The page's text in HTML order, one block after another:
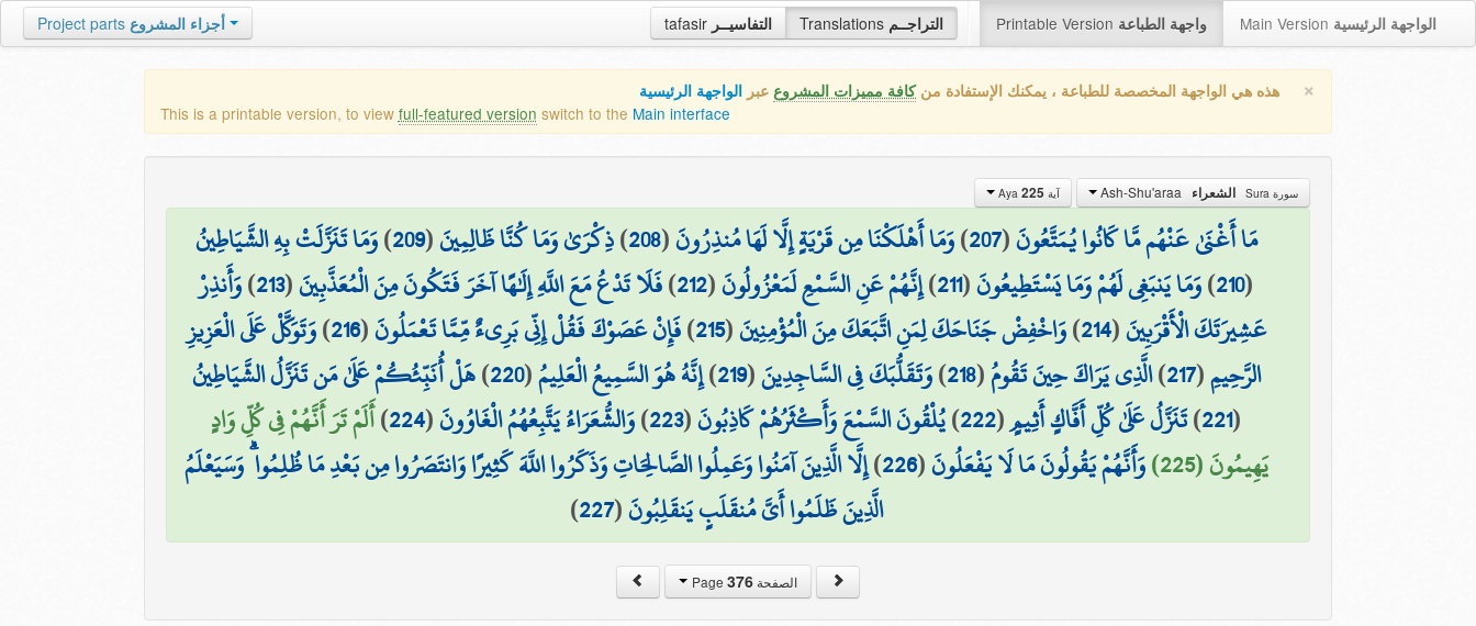
tafasir التفاسيــر Translations التراجــم Printable Version واجهة الطباعة Main Version الواجهة الرئيسية Project parts أجزاء المشروع
× هذه هي الواجهة المخصصة للطباعة ، يمكنك الإستفادة منكافة مميزات المشروع عبر الواجهة الرئيسية
This is a printable version, to view full-featured version switch to the Main interface
سورة Sura الشعراء آية Aya 225
مَا أَغْنَىٰ عَنْهُم مَّا كَانُوا يُمَتَّعُونَ(
207
)وَمَا أَهْلَكْنَا مِن قَرْيَةٍ إِلَّا لَهَا مُنذِرُونَ(
208
)ذِكْرَىٰ وَمَا كُنَّا ظَالِمِينَ(
209
)وَمَا تَنَزَّلَتْ بِهِ الشَّيَاطِينُ
(
210
)وَمَا يَنبَغِي لَهُمْ وَمَا يَسْتَطِيعُونَ(
211
)إِنَّهُمْ عَنِ السَّمْعِ لَمَعْزُولُونَ(
212
)فَلَا تَدْعُ مَعَ اللَّهِ إِلَٰهًا آخَرَ فَتَكُونَ مِنَ الْمُعَذَّبِينَ(
213
)وَأَنذِرْ
عَشِيرَتَكَ الْأَقْرَبِينَ(
214
)وَاخْفِضْ جَنَاحَكَ لِمَنِ اتَّبَعَكَ مِنَ الْمُؤْمِنِينَ(
215
)فَإِنْ عَصَوْكَ فَقُلْ إِنِّي بَرِيءٌ مِّمَّا تَعْمَلُونَ(
216
)وَتَوَكَّلْ عَلَى الْعَزِيزِ
الرَّحِيمِ(
217
)الَّذِي يَرَاكَ حِينَ تَقُومُ(
218
)وَتَقَلُّبَكَ فِي السَّاجِدِينَ(
219
)إِنَّهُ هُوَ السَّمِيعُ الْعَلِيمُ(
220
)هَلْ أُنَبِّئُكُمْ عَلَىٰ مَن تَنَزَّلُ الشَّيَاطِينُ
(
221
)تَنَزَّلُ عَلَىٰ كُلِّ أَفَّاكٍ أَثِيمٍ(
222
)يُلْقُونَ السَّمْعَ وَأَكْثَرُهُمْ كَاذِبُونَ(
223
)وَالشُّعَرَاءُ يَتَّبِعُهُمُ الْغَاوُونَ(
224
)أَلَمْ تَرَ أَنَّهُمْ فِي كُلِّ وَادٍ
يَهِيمُونَ (225)
وَأَنَّهُمْ يَقُولُونَ مَا لَا يَفْعَلُونَ(
226
)إِلَّا الَّذِينَ آمَنُوا وَعَمِلُوا الصَّالِحَاتِ وَذَكَرُوا اللَّهَ كَثِيرًا وَانتَصَرُوا مِن بَعْدِ مَا ظُلِمُوا ۗ وَسَيَعْلَمُ
الَّذِينَ ظَلَمُوا أَيَّ مُنقَلَبٍ يَنقَلِبُونَ(
227
)
الصفحة Page376